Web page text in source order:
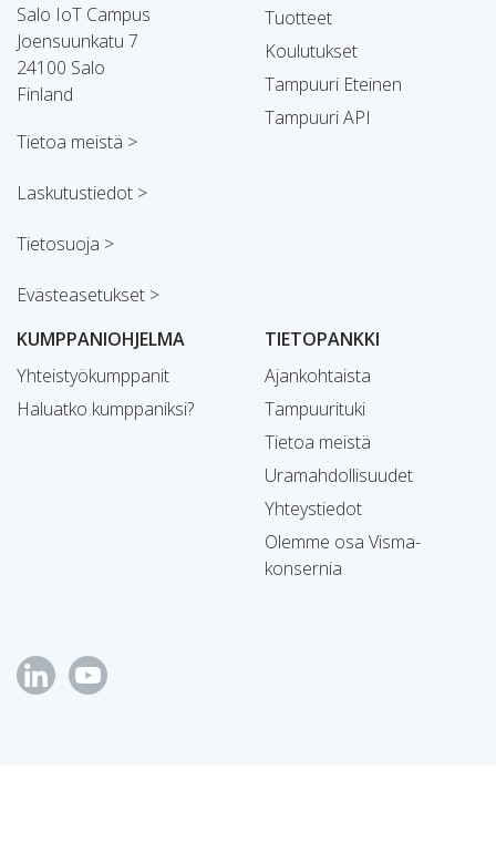
Salo IoT Campus
Joensuunkatu 7
24100 Salo
Finland
Tietoa meistä >
Laskutustiedot >
Tietosuoja >
Evästeasetukset >
Tuotteet
Koulutukset
Tampuuri Eteinen
Tampuuri API
KUMPPANIOHJELMA
Yhteistyökumppanit
Haluatko kumppaniksi?
TIETOPANKKI
Ajankohtaista
Tampuurituki
Tietoa meistä
Uramahdollisuudet
Yhteystiedot
Olemme osa Visma-
konsernia